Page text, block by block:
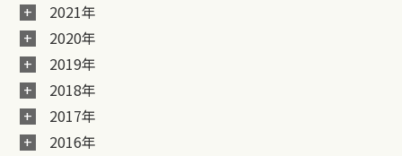
2021年
2020年
2019年
2018年
2017年
2016年